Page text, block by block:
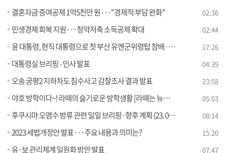
결혼자금 증여공제 1억5천만 원···"경제적 부담 완화" 02:36
민생경제 회복 지원···청약저축 소득공제 확대 02:44
윤 대통령, 현직 대통령으로 첫 부산 유엔군위령탑 참배···의미는? 17:26
대통령실 브리핑 - 인사 발표 04:39
오송 궁평2 지하차도 침수사고 감찰조사 결과 발표 23:58
야호 방학이다~! 라떼의 슬기로운 방학생활 [라떼는 뉴우스] 05:03
후쿠시마 오염수 방류 관련 일일 브리핑·향후 계획 (23. 07. 28. 11시) 08:14
2023 세법개정안 발표···주요 내용과 의미는? 15:20
유·보 관리체계 일원화 방안 발표 07:47